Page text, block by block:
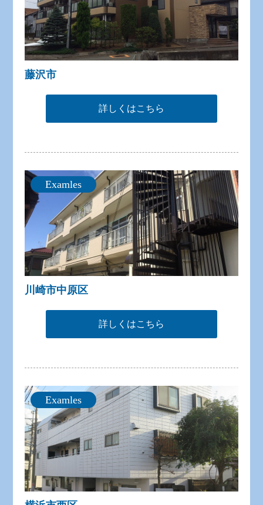
藤沢市
詳しくはこちら
Examles
川崎市中原区
詳しくはこちら
Examles